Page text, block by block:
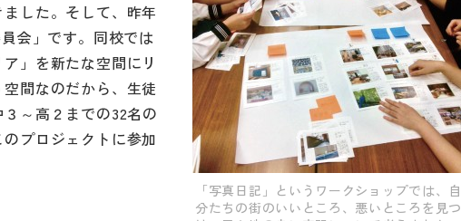
「写真日記」というワークショップでは、自
分たちの街のいいところ、悪いところを見つ
した。そして、昨年
会」です。同校では
」を新たな空間にリ
間なのだから、生徒
～高２までの32名の
プロジェクトに参加